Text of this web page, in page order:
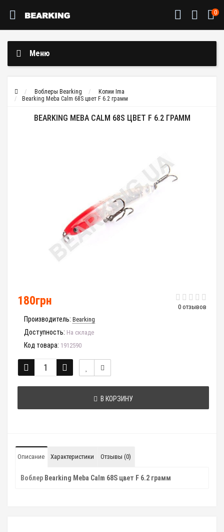
0
Меню
Воблеры Bearking
Копии Ima
Bearking Meba Calm 68S цвет F 6.2 грамм
BEARKING MEBA CALM 68S ЦВЕТ F 6.2 ГРАММ
0 отзывов
180грн
Производитель: Bearking
Доступность: На складе
Код товара: 1912590
В КОРЗИНУ
Описание Характеристики Отзывы (0)
Воблер Bearking Meba Calm 68S цвет F 6.2 грамм